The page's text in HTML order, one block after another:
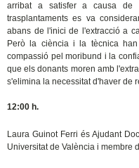
arribat a satisfer a causa de
trasplantaments es va
abans de l'inici de l'extracció a
Però la ciència i la tècnica
compassió pel moribund i la
que els donants moren amb
s'elimina la necessitat d'haver de
12:00 h.
Laura Guinot Ferri és Ajudant
Universitat de València i membre